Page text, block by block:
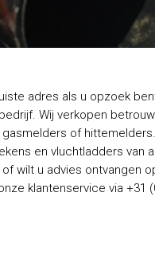
adres als u opzoek
Wij verkopen
of
en vluchtladders van
wilt u advies ontvangen
klantenservice via +31